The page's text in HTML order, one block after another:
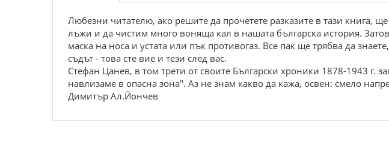
Любезни читателю, ако решите да прочетете разказите в тази книга,
лъжи и да чистим много воняща кал в нашата българска история.
маска на носа и устата или пък противогаз. Все пак ще трябва да
съдът - това сте вие и тези след вас.
Стефан Цанев, в том трети от своите Български хроники 1878-1943 г.
навлизаме в опасна зона". Аз не знам какво да кажа, освен: смело
Димитър Ал.Йончев